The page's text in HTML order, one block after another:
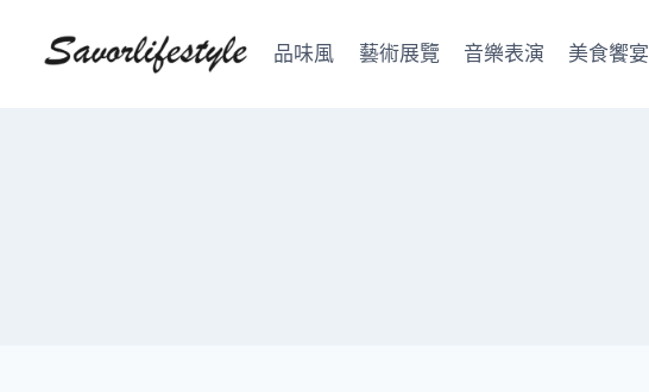
品味風 藝術展覽 音樂表演 美食饗宴